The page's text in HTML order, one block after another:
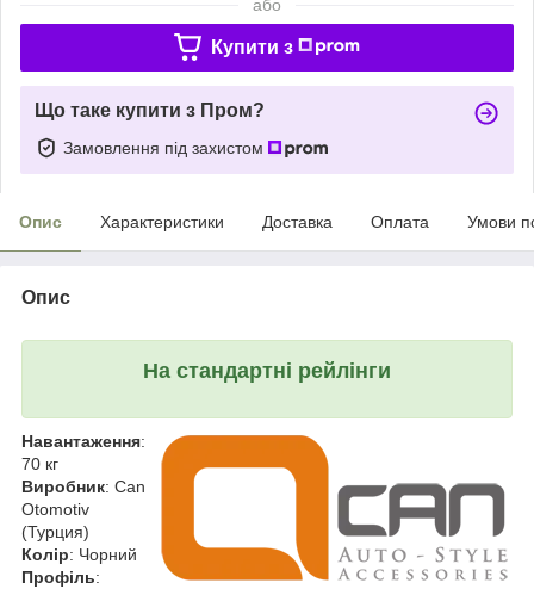
або
Купити з
Що таке купити з Пром?
Замовлення під захистом
Опис Характеристики Доставка Оплата Умови
Опис
На стандартні рейлінги
Навантаження:
70 кг
Виробник: Can
Otomotiv
(Турция)
Колір: Чорний
Профіль: